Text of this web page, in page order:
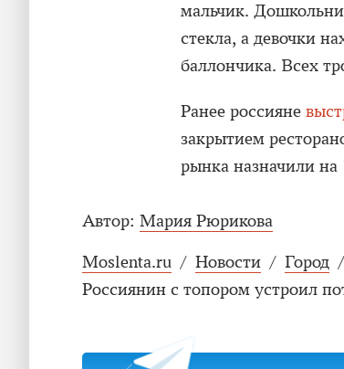
мальчик.
стекла, а девочки
баллончика. Всех
Ранее россияне
закрытием
рынка назначили на
Автор: Мария Рюрикова
Moslenta.ru / Новости / Город /
Россиянин с топором устроил